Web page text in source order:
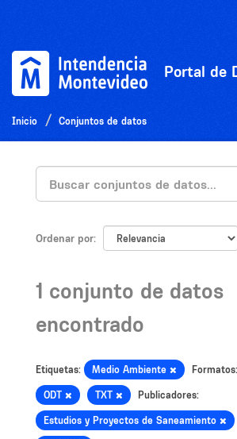
Portal de
Inicio Conjuntos de datos
Ordenar por
1 conjunto de datos
encontrado
Etiquetas: Medio Ambiente Formatos:
ODT TXT Publicadores:
Estudios y Proyectos de Saneamiento